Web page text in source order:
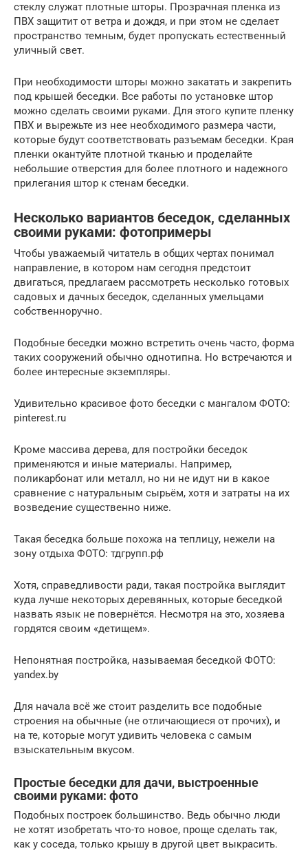
стеклу служат плотные шторы. Прозрачная пленка из
ПВХ защитит от ветра и дождя, и при этом не сделает
пространство темным, будет пропускать естественный
уличный свет.
При необходимости шторы можно закатать и закрепить
под крышей беседки. Все работы по установке штор
можно сделать своими руками. Для этого купите пленку
ПВХ и вырежьте из нее необходимого размера части,
которые будут соответствовать разъемам беседки. Края
пленки окантуйте плотной тканью и проделайте
небольшие отверстия для более плотного и надежного
прилегания штор к стенам беседки.
Несколько вариантов беседок, сделанных
своими руками: фотопримеры
Чтобы уважаемый читатель в общих чертах понимал
направление, в котором нам сегодня предстоит
двигаться, предлагаем рассмотреть несколько готовых
садовых и дачных беседок, сделанных умельцами
собственноручно.
Подобные беседки можно встретить очень часто, форма
таких сооружений обычно однотипна. Но встречаются и
более интересные экземпляры.
Удивительно красивое фото беседки с мангалом ФОТО:
pinterest.ru
Кроме массива дерева, для постройки беседок
применяются и иные материалы. Например,
поликарбонат или металл, но ни не идут ни в какое
сравнение с натуральным сырьём, хотя и затраты на их
возведение существенно ниже.
Такая беседка больше похожа на теплицу, нежели на
зону отдыха ФОТО: тдгрупп.рф
Хотя, справедливости ради, такая постройка выглядит
куда лучше некоторых деревянных, которые беседкой
назвать язык не повернётся. Несмотря на это, хозяева
гордятся своим «детищем».
Непонятная постройка, называемая беседкой ФОТО:
yandex.by
Для начала всё же стоит разделить все подобные
строения на обычные (не отличающиеся от прочих), и
на те, которые могут удивить человека с самым
взыскательным вкусом.
Простые беседки для дачи, выстроенные
своими руками: фото
Подобных построек большинство. Ведь обычно люди
не хотят изобретать что-то новое, проще сделать так,
как у соседа, только крышу в другой цвет выкрасить.